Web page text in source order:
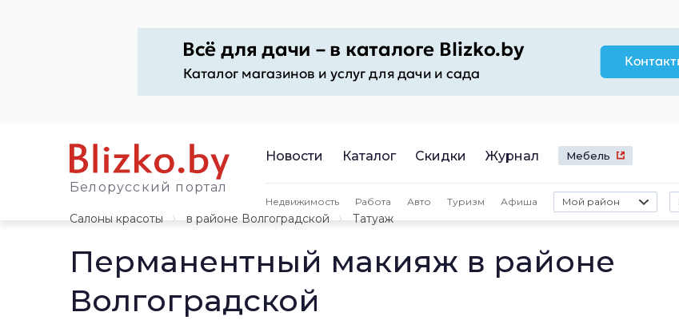
Белорусский портал
Новости Каталог Скидки Журнал Мебель
Недвижимость Работа Авто Туризм Афиша Мой район
Салоны красоты
в районе Волгоградской Татуаж
Перманентный макияж в районе
Волгоградской